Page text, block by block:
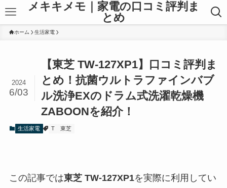
メキキメモ｜家電の口コミ評判ま
とめ
ホーム 生活家電
【東芝 TW-127XP1】口コミ評判ま
とめ！抗菌ウルトラファインバブ
ル洗浄EXのドラム式洗濯乾燥機
ZABOONを紹介！
2024
6/03
生活家電 T 東芝
この記事では東芝 TW-127XP1を実際に利用してい